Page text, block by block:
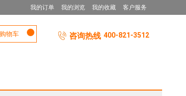
我的订单 我的浏览 我的收藏 客户服务
咨询热线 400-821-3512
物车